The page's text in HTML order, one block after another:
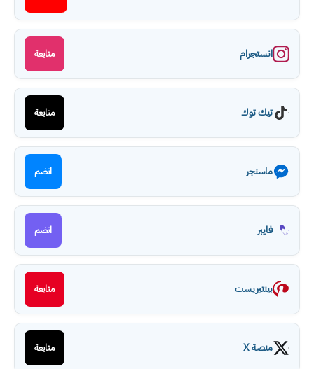
انستجرام متابعة
تيك توك متابعة
ماسنجر انضم
فايبر انضم
بينتيريست متابعة
منصة X متابعة